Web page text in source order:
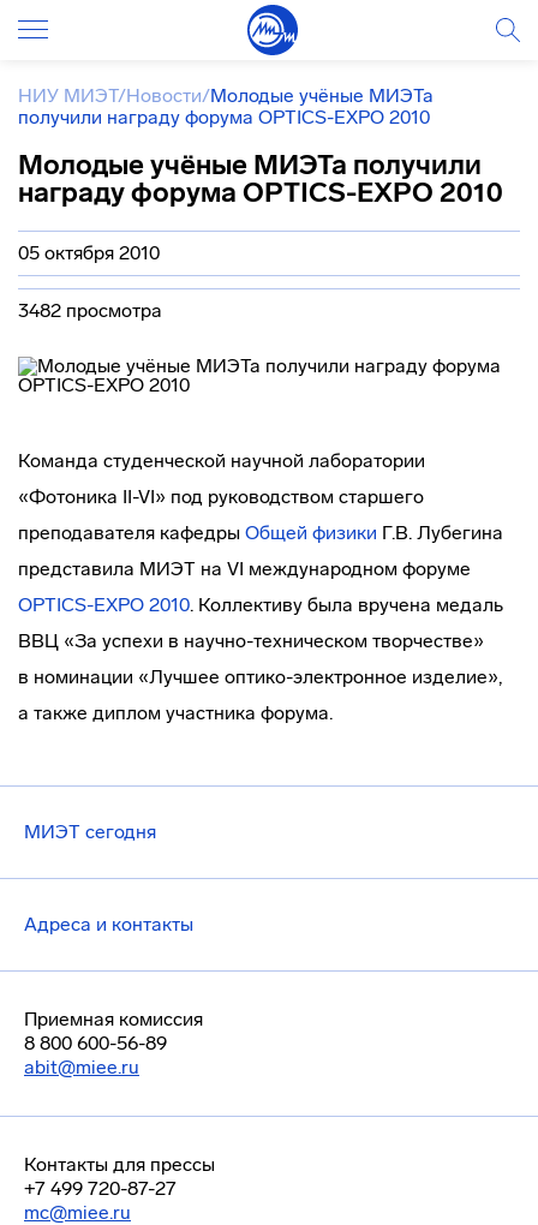
НИУ МИЭТ/Новости/Молодые учёные МИЭТа
получили награду форума OPTICS-EXPO 2010
Молодые учёные МИЭТа получили
награду форума OPTICS-EXPO 2010
05 октября 2010
3482 просмотра
Команда студенческой научной лаборатории
«Фотоника II-VI» под руководством старшего
преподавателя кафедры Общей физики Г.В. Лубегина
представила МИЭТ на VI международном форуме
OPTICS-EXPO 2010. Коллективу была вручена медаль
ВВЦ «За успехи в научно-техническом творчестве»
в номинации «Лучшее оптико-электронное изделие»,
а также диплом участника форума.
МИЭТ сегодня
Адреса и контакты
Приемная комиссия
8 800 600-56-89
abit@miee.ru
Контакты для прессы
+7 499 720-87-27
mc@miee.ru